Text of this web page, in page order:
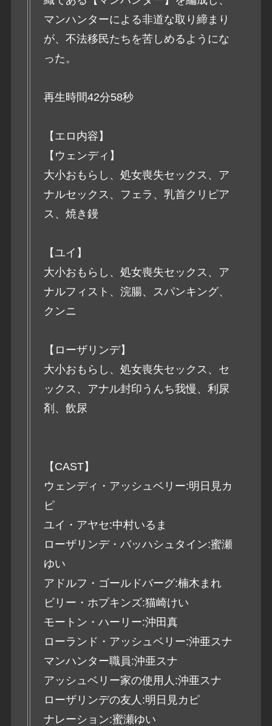
マンハンターによる非道な取り締まり
が、不法移民たちを苦しめるようにな
った。
再生時間42分58秒
【エロ内容】
【ウェンディ】
大小おもらし、処女喪失セックス、ア
ナルセックス、フェラ、乳首クリピア
ス、焼き鏝
【ユイ】
大小おもらし、処女喪失セックス、ア
ナルフィスト、浣腸、スパンキング、
クンニ
【ローザリンデ】
大小おもらし、処女喪失セックス、セ
ックス、アナル封印うんち我慢、利尿
剤、飲尿
【CAST】
ウェンディ・アッシュベリー:明日見カ
ピ
ユイ・アヤセ:中村いるま
ローザリンデ・バッハシュタイン:蜜瀬
ゆい
アドルフ・ゴールドバーグ:楠木まれ
ビリー・ホプキンズ:猫崎けい
モートン・ハーリー:沖田真
ローランド・アッシュベリー:沖亜スナ
マンハンター職員:沖亜スナ
アッシュベリー家の使用人:沖亜スナ
ローザリンデの友人:明日見カピ
ナレーション:蜜瀬ゆい